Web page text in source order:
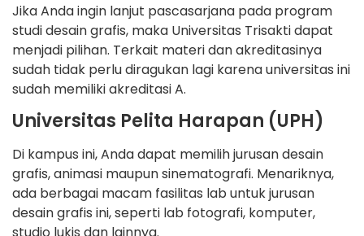
Jika Anda ingin lanjut pascasarjana pada program
studi desain grafis, maka Universitas Trisakti dapat
menjadi pilihan. Terkait materi dan akreditasinya
sudah tidak perlu diragukan lagi karena universitas ini
sudah memiliki akreditasi A.
Universitas Pelita Harapan (UPH)
Di kampus ini, Anda dapat memilih jurusan desain
grafis, animasi maupun sinematografi. Menariknya,
ada berbagai macam fasilitas lab untuk jurusan
desain grafis ini, seperti lab fotografi, komputer,